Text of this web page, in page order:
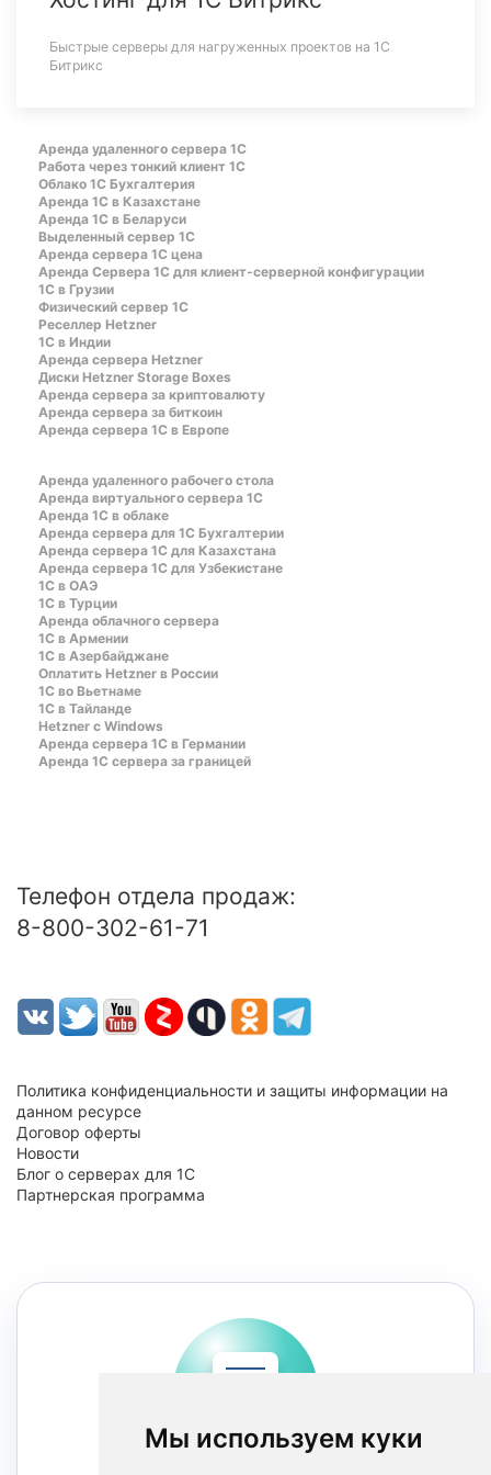
Мы используем куки
Быстрые серверы для нагруженных проектов на 1С
Битрикс
Аренда удаленного сервера 1С
Работа через тонкий клиент 1С
Облако 1С Бухгалтерия
Аренда 1С в Казахстане
Аренда 1С в Беларуси
Выделенный сервер 1С
Аренда сервера 1С цена
Aренда Сервера 1С для клиент-серверной конфигурации
1С в Грузии
Физический сервер 1С
Реселлер Hetzner
1С в Индии
Аренда сервера Hetzner
Диски Hetzner Storage Boxes
Аренда сервера за криптовалюту
Аренда сервера за биткоин
Аренда сервера 1С в Европе
Аренда удаленного рабочего стола
Аренда виртуального сервера 1С
Аренда 1С в облаке
Аренда сервера для 1С Бухгалтерии
Аренда сервера 1С для Казахстана
Аренда сервера 1С для Узбекистане
1C в ОАЭ
1C в Турции
Аренда облачного сервера
1С в Армении
1С в Азербайджане
Оплатить Hetzner в России
1С во Вьетнаме
1С в Тайланде
Hetzner c Windows
Аренда сервера 1С в Германии
Аренда 1С сервера за границей
Телефон отдела продаж:
8-800-302-61-71
Политика конфиденциальности и защиты информации на
данном ресурсе
Договор оферты
Новости
Блог о серверах для 1С
Партнерская программа